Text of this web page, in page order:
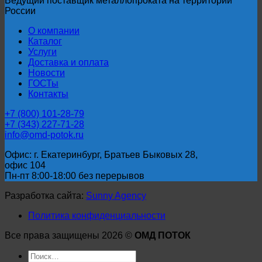
80
России
О компании
Каталог
Услуги
Доставка и оплата
Новости
ГОСТы
Контакты
+7 (800) 101-28-79
+7 (343) 227-71-28
info@omd-potok.ru
Офис: г. Екатеринбург, Братьев Быковых 28,
офис 104
Пн-пт 8:00-18:00 без перерывов
Разработка сайта: Sunny Agency
Политика конфиденциальности
Все права защищены 2026 © ОМД ПОТОК
Искать: